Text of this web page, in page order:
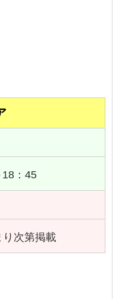
18：45
次第掲載